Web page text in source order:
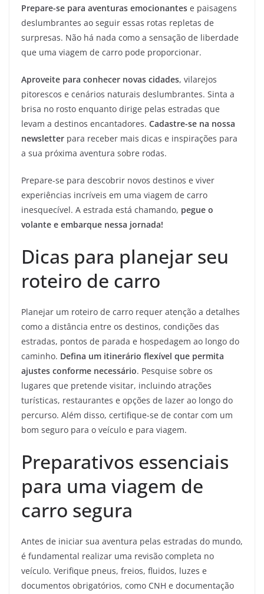
Prepare-se para aventuras emocionantes e paisagens
deslumbrantes ao seguir essas rotas repletas de
surpresas. Não há nada como a sensação de liberdade
que uma viagem de carro pode proporcionar.
Aproveite para conhecer novas cidades, vilarejos
pitorescos e cenários naturais deslumbrantes. Sinta a
brisa no rosto enquanto dirige pelas estradas que
levam a destinos encantadores. Cadastre-se na nossa
newsletter para receber mais dicas e inspirações para
a sua próxima aventura sobre rodas.
Prepare-se para descobrir novos destinos e viver
experiências incríveis em uma viagem de carro
inesquecível. A estrada está chamando, pegue o
volante e embarque nessa jornada!
Dicas para planejar seu
roteiro de carro
Planejar um roteiro de carro requer atenção a detalhes
como a distância entre os destinos, condições das
estradas, pontos de parada e hospedagem ao longo do
caminho. Defina um itinerário flexível que permita
ajustes conforme necessário. Pesquise sobre os
lugares que pretende visitar, incluindo atrações
turísticas, restaurantes e opções de lazer ao longo do
percurso. Além disso, certifique-se de contar com um
bom seguro para o veículo e para viagem.
Preparativos essenciais
para uma viagem de
carro segura
Antes de iniciar sua aventura pelas estradas do mundo,
é fundamental realizar uma revisão completa no
veículo. Verifique pneus, freios, fluidos, luzes e
documentos obrigatórios, como CNH e documentação